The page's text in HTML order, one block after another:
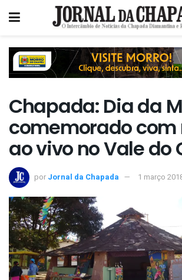
Chapada: Dia da
comemorado
ao vivo no Vale do
por Jornal da Chapada 1 março